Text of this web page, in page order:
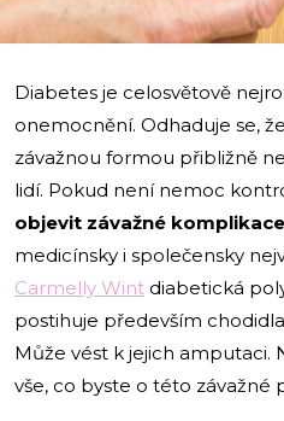
Diabetes je celosvětově
onemocnění. Odhaduje se,
závažnou formou přibližně
lidí. Pokud není nemoc
objevit závažné komplikace
medicínsky i společensky
Carmelly Wint diabetická
postihuje především
Může vést k jejich amputaci.
vše, co byste o této závažné